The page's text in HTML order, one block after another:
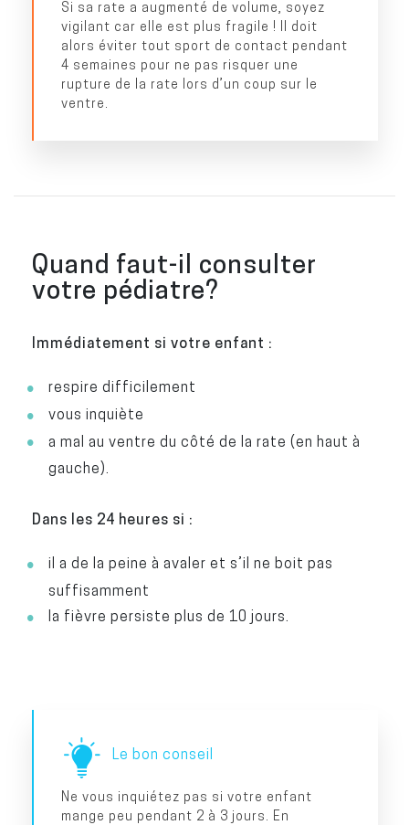
Si sa rate a augmenté de volume, soyez
vigilant car elle est plus fragile ! Il doit
alors éviter tout sport de contact pendant
4 semaines pour ne pas risquer une
rupture de la rate lors d’un coup sur le
ventre.
Quand faut-il consulter
votre pédiatre?
Immédiatement si votre enfant :
respire difficilement
vous inquiète
a mal au ventre du côté de la rate (en haut à
gauche).
Dans les 24 heures si :
il a de la peine à avaler et s’il ne boit pas
suffisamment
la fièvre persiste plus de 10 jours.
Le bon conseil
Ne vous inquiétez pas si votre enfant
mange peu pendant 2 à 3 jours. En